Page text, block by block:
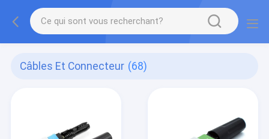
Câbles Et Connecteur (68)